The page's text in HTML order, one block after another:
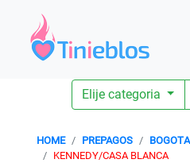
Elije categoria
HOME PREPAGOS
BOGOTA
KENNEDY/CASA BLANCA